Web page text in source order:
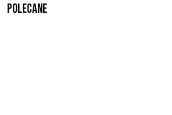
Polecane